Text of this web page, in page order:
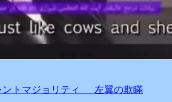
ントマジョリティ 左翼の欺瞞